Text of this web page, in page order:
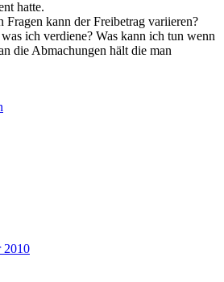
hatte.
Fragen kann der Freibetrag variieren?
ich verdiene? Was kann ich tun wenn
die Abmachungen hält die man
2010